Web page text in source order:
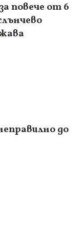
повече от 6
до